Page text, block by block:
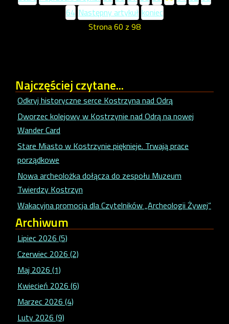
64 Następny artykuł koniec
Strona 60 z 98
Najczęściejczytane...
Odkryj historyczne serce Kostrzyna nad Odrą
Dworzec kolejowy w Kostrzynie nad Odrą na nowej
Wander Card
Stare Miasto w Kostrzynie pięknieje. Trwają prace
porządkowe
Nowa archeolożka dołącza do zespołu Muzeum
Twierdzy Kostrzyn
Wakacyjna promocja dla Czytelników „Archeologii Żywej”
Archiwum
Lipiec 2026 (5)
Czerwiec 2026 (2)
Maj 2026 (1)
Kwiecień 2026 (6)
Marzec 2026 (4)
Luty 2026 (9)